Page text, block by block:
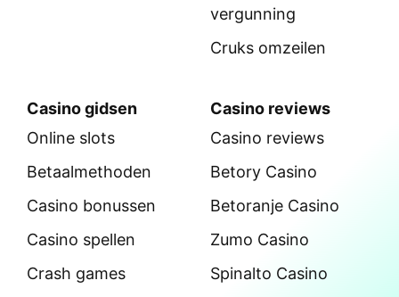
vergunning
Cruks omzeilen
Casino gidsen
Online slots
Betaalmethoden
Casino bonussen
Casino spellen
Crash games
Casino reviews
Casino reviews
Betory Casino
Betoranje Casino
Zumo Casino
Spinalto Casino